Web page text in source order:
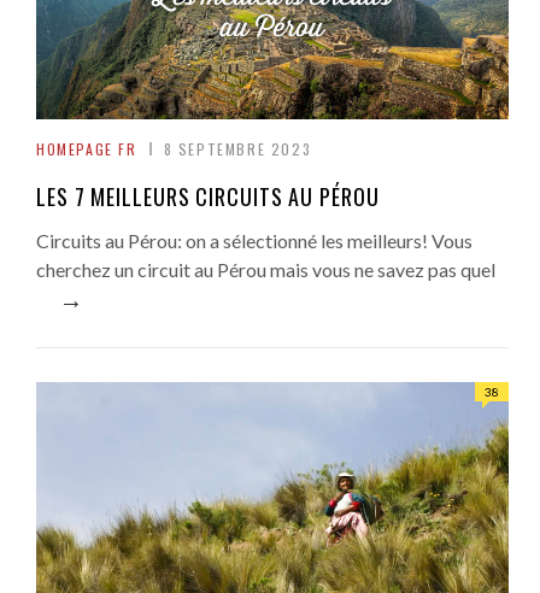
HOMEPAGE FR 8 SEPTEMBRE 2023
LES 7 MEILLEURS CIRCUITS AU PÉROU
Circuits au Pérou: on a sélectionné les meilleurs! Vous
cherchez un circuit au Pérou mais vous ne savez pas quel
→
38